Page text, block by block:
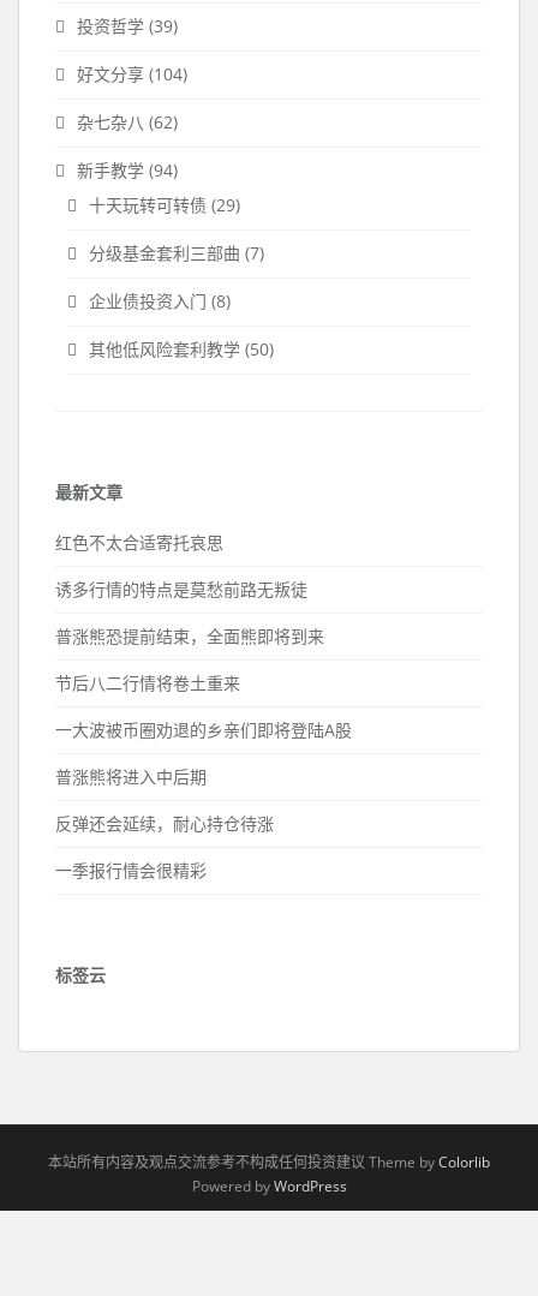
投资哲学 (39)
好文分享 (104)
杂七杂八 (62)
新手教学 (94)
十天玩转可转债 (29)
分级基金套利三部曲 (7)
企业债投资入门 (8)
其他低风险套利教学 (50)
最新文章
红色不太合适寄托哀思
诱多行情的特点是莫愁前路无叛徒
普涨熊恐提前结束，全面熊即将到来
节后八二行情将卷土重来
一大波被币圈劝退的乡亲们即将登陆A股
普涨熊将进入中后期
反弹还会延续，耐心持仓待涨
一季报行情会很精彩
标签云
本站所有内容及观点交流参考不构成任何投资建议 Theme byColorlib
Powered byWordPress